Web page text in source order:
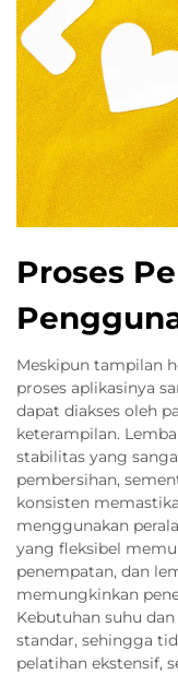
Proses
Meskipun tampilan
proses aplikasinya
dapat diakses oleh
keterampilan.
stabilitas yang
pembersihan,
konsisten
menggunakan
yang fleksibel
penempatan, dan
memungkinkan
Kebutuhan suhu
standar, sehingga
pelatihan ekstensif,